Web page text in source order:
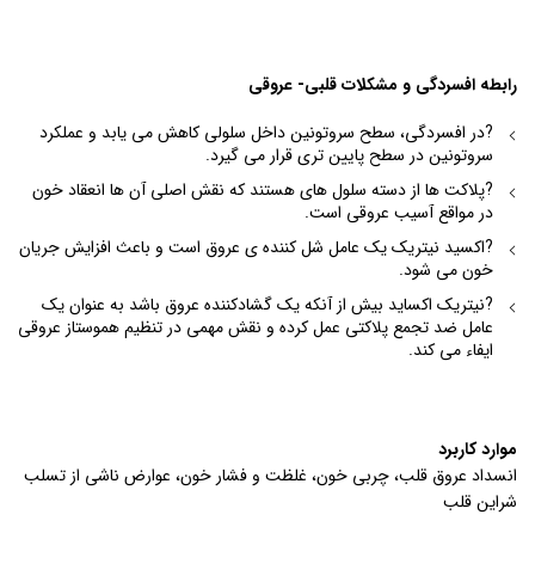
رابطه افسردگی و مشکلات قلبی- عروقی
?در افسردگی، سطح سروتونین داخل سلولی کاهش می یابد و عملکرد
سروتونین در سطح پایین تری قرار می گیرد.
?پلاکت ها از دسته سلول های هستند که نقش اصلی آن ها انعقاد خون
در مواقع آسیب عروقی است.
?اکسید نیتریک یک عامل شل کننده ی عروق است و باعث افزایش جریان
خون می شود.
?نیتریک اکساید بیش از آنکه یک گشادکننده عروق باشد به عنوان یک
عامل ضد تجمع پلاکتی عمل کرده و نقش مهمی در تنظیم هموستاز عروقی
ایفاء می کند.
موارد کاربرد
انسداد عروق قلب، چربی خون، غلظت و فشار خون، عوارض ناشی از تسلب
شراین قلب